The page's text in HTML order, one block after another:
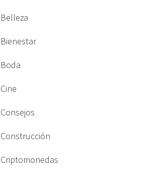
Belleza
Bienestar
Boda
Cine
Consejos
Construcción
Criptomonedas